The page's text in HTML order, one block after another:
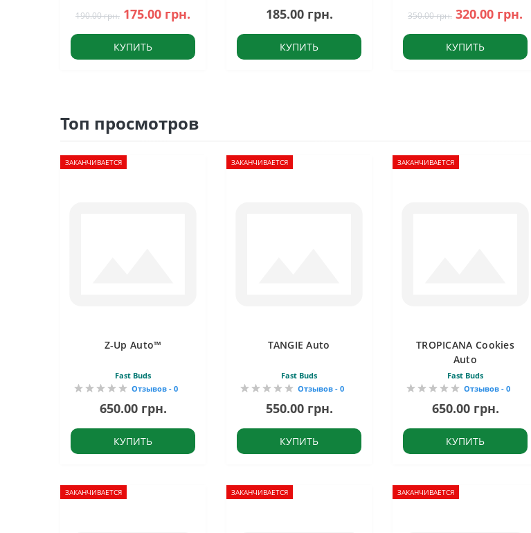
190.00 грн. 175.00 грн.
КУПИТЬ
185.00 грн.
КУПИТЬ
350.00 грн. 320.00 грн.
КУПИТЬ
Топ просмотров
ЗАКАНЧИВАЕТСЯ
Z-Up Auto™
Fast Buds
Отзывов - 0
650.00 грн.
КУПИТЬ
ЗАКАНЧИВАЕТСЯ
TANGIE Auto
Fast Buds
Отзывов - 0
550.00 грн.
КУПИТЬ
ЗАКАНЧИВАЕТСЯ
TROPICANA Cookies
Auto
Fast Buds
Отзывов - 0
650.00 грн.
КУПИТЬ
ЗАКАНЧИВАЕТСЯ ЗАКАНЧИВАЕТСЯ ЗАКАНЧИВАЕТСЯ